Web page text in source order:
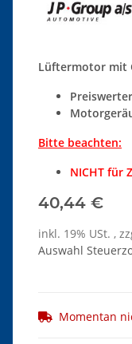
Lüftermotor mit
Bitte beachten:
NICHT für
40,44 €
inkl. 19% USt. ,
Auswahl
Momentan